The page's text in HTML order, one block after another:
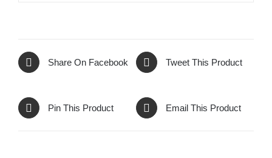
Share On Facebook Tweet This Product
Pin This Product Email This Product